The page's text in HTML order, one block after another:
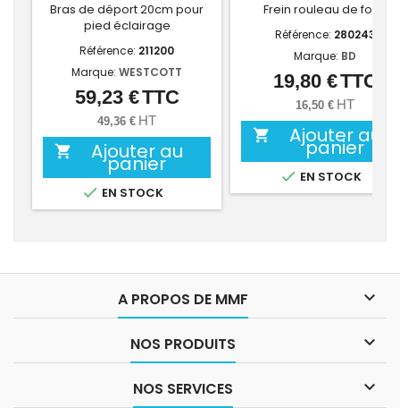
Bras de déport 20cm pour
pied éclairage
Référence: 211200
Marque: WESTCOTT
Prix
59,23 €TTC
49,36 € HT
 Ajouter au
panier
 EN STOCK
Frein rouleau de fond
Référence: 280243
Marque: BD
Prix
19,80 €TTC
16,50 € HT
 Ajouter au
panier
 EN STOCK
A PROPOS DE MMF 
NOS PRODUITS 
NOS SERVICES 